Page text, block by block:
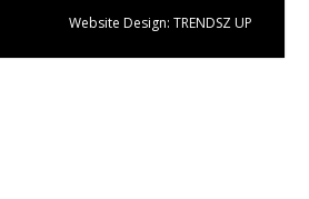
Website Design: TRENDSZ UP